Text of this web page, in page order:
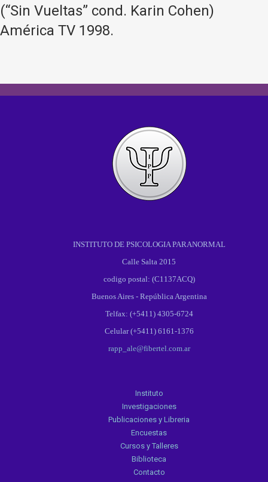
(“Sin Vueltas” cond. Karin Cohen)
América TV 1998.
INSTITUTO DE PSICOLOGIA PARANORMAL
Calle Salta 2015
codigo postal: (C1137ACQ)
Buenos Aires - República Argentina
Telfax: (+5411) 4305-6724
Celular (+5411) 6161-1376
rapp_ale@fibertel.com.ar
Instituto
Investigaciones
Publicaciones y Libreria
Encuestas
Cursos y Talleres
Biblioteca
Contacto